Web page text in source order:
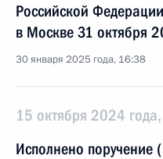
Российской
в Москве 31 октября
30 января 2025 года, 16:38
15 октября 2024
Исполнено